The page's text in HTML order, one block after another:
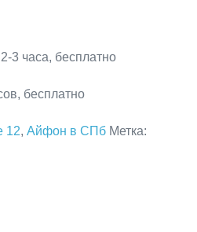
3 часа, бесплатно
бесплатно
12, Айфон в СПб Метка: